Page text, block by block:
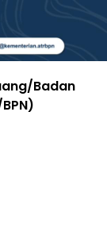
Badan